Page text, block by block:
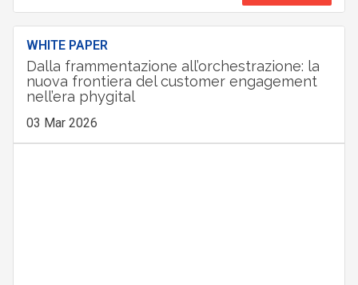
WHITE PAPER
Dalla frammentazione all’orchestrazione: la
nuova frontiera del customer engagement
nell’era phygital
03 Mar 2026